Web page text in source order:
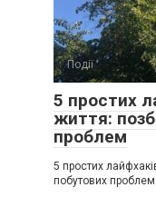
Події
5 простих
життя:
проблем
5 простих
побутових